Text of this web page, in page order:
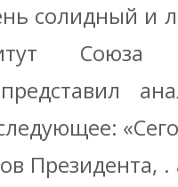
солидный и
Президента,